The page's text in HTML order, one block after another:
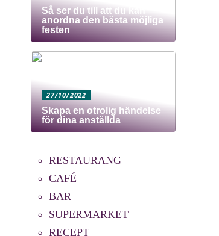
Så ser du till att du kan
anordna den bästa möjliga
festen
27/10/2022
Skapa en otrolig händelse
för dina anställda
RESTAURANG
CAFÉ
BAR
SUPERMARKET
RECEPT